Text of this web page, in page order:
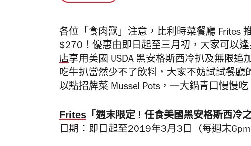
各位「食肉獸」注意，比利時菜餐廳 Frites
$270！優惠由即日起至三月初，大家可以
店享用美國 USDA 黑安格斯西冷扒及無限追
吃牛扒當然少不了飲料，大家不妨試試餐廳
以點招牌菜 Mussel Pots，一大鍋青口慢慢吃
Frites 「週末限定 ! 任食美國黑安格斯西冷之
日期：即日起至2019年3月3日（每週末6pm